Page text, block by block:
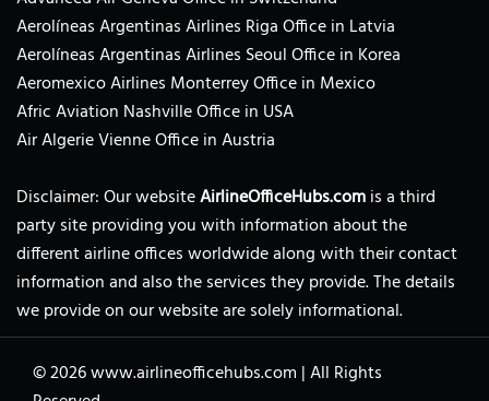
Aerolíneas Argentinas Airlines Riga Office in Latvia
Aerolíneas Argentinas Airlines Seoul Office in Korea
Aeromexico Airlines Monterrey Office in Mexico
Afric Aviation Nashville Office in USA
Air Algerie Vienne Office in Austria
Disclaimer: Our websiteAirlineOfficeHubs.comis a third
party site providing you with information about the
different airline offices worldwide along with their contact
information and also the services they provide. The details
we provide on our website are solely informational.
© 2026www.airlineofficehubs.com |All Rights